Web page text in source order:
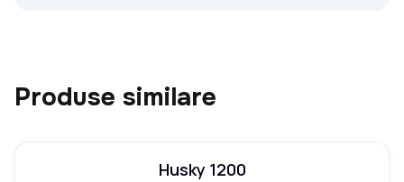
Produse similare
Husky 1200